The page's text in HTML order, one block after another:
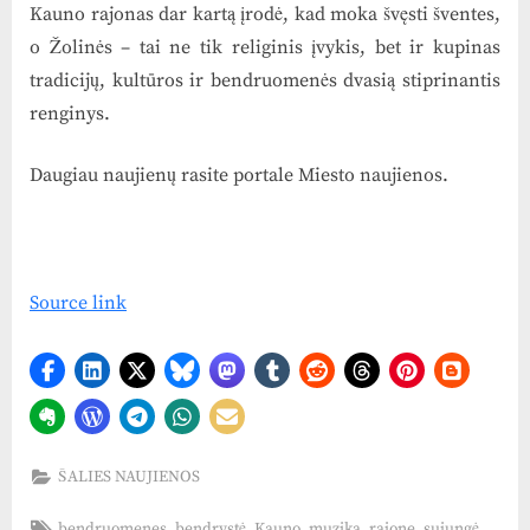
Kauno rajonas dar kartą įrodė, kad moka švęsti šventes,
o Žolinės – tai ne tik religinis įvykis, bet ir kupinas
tradicijų, kultūros ir bendruomenės dvasią stiprinantis
renginys.
Daugiau naujienų rasite portale Miesto naujienos.
Source link
ŠALIES NAUJIENOS